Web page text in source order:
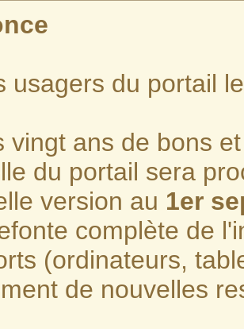
usagers du portail
vingt ans de bons
du portail sera
version au 1er
complète de
(ordinateurs,
de nouvelles